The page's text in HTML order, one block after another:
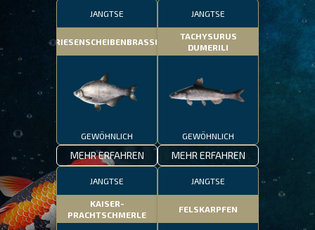
JANGTSE
RIESENSCHEIBENBRASSE
GEWÖHNLICH
MEHR ERFAHREN
JANGTSE
TACHYSURUS
DUMERILI
GEWÖHNLICH
MEHR ERFAHREN
JANGTSE
KAISER-
PRACHTSCHMERLE
JANGTSE
FELSKARPFEN